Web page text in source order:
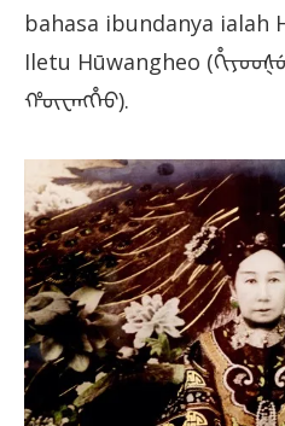
bahasa ibundanya ialah
Iletu Hūwangheo
ᡥᡡᠸᠠᠩᡥᡝᠣ).